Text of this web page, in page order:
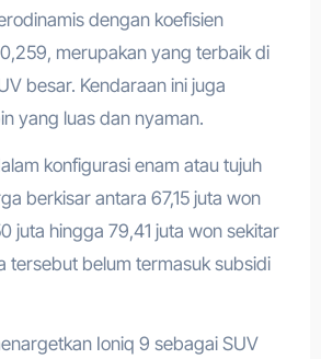
dengan koefisien
merupakan yang terbaik di
besar. Kendaraan ini juga
yang luas dan nyaman.
konfigurasi enam atau tujuh
berkisar antara 67,15 juta won
juta hingga 79,41 juta won sekitar
tersebut belum termasuk subsidi
Ioniq 9 sebagai SUV